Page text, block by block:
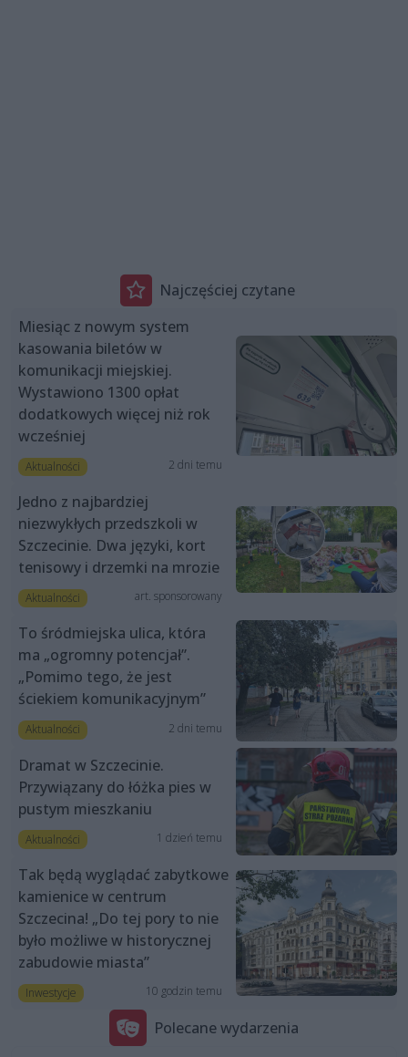
Najczęściej czytane
Miesiąc z nowym system
kasowania biletów w
komunikacji miejskiej.
Wystawiono 1300 opłat
dodatkowych więcej niż rok
wcześniej
Aktualności 2 dni temu
Jedno z najbardziej
niezwykłych przedszkoli w
Szczecinie. Dwa języki, kort
tenisowy i drzemki na mrozie
Aktualności art. sponsorowany
To śródmiejska ulica, która
ma „ogromny potencjał”.
„Pomimo tego, że jest
ściekiem komunikacyjnym”
Aktualności 2 dni temu
Dramat w Szczecinie.
Przywiązany do łóżka pies w
pustym mieszkaniu
Aktualności 1 dzień temu
Tak będą wyglądać zabytkowe
kamienice w centrum
Szczecina! „Do tej pory to nie
było możliwe w historycznej
zabudowie miasta”
Inwestycje 10 godzin temu
Polecane wydarzenia